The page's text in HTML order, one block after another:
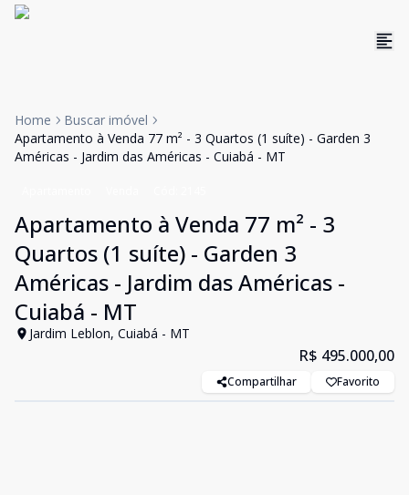
Home
Buscar imóvel
Apartamento à Venda 77 m² - 3 Quartos (1 suíte) - Garden 3
Américas - Jardim das Américas - Cuiabá - MT
Apartamento à Venda 77 m² - 3
Quartos (1 suíte) - Garden 3
Américas - Jardim das Américas -
Cuiabá - MT
Jardim Leblon, Cuiabá - MT
R$ 495.000,00
Compartilhar Favorito